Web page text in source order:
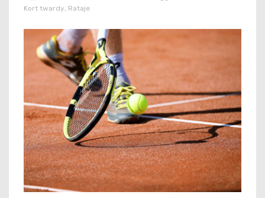
Kort twardy, Rataje